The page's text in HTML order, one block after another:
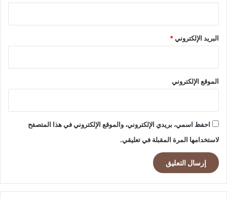
البريد الإلكتروني*
الموقع الإلكتروني
احفظ اسمي، بريدي الإلكتروني، والموقع الإلكتروني في هذا المتصفح
لاستخدامها المرة المقبلة في تعليقي.